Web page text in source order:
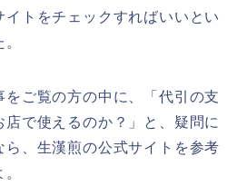
トをチェックすればいいとい
をご覧の方の中に、「代引の支
で使えるのか？」と、疑問に
ら、生漢煎の公式サイトを参考